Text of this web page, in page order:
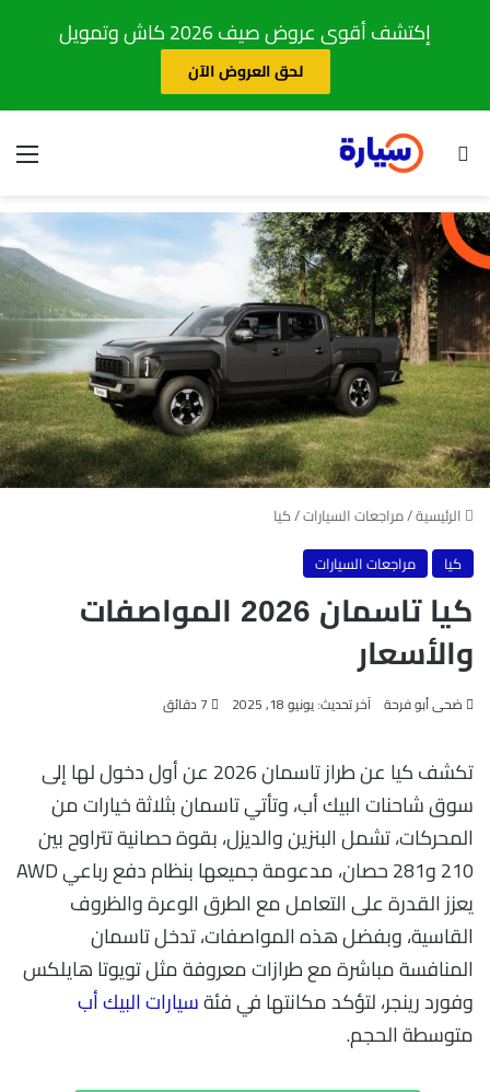
إكتشف أقوى عروض صيف 2026 كاش وتمويل
لحق العروض الآن
بحث عن
الرئيسية/مراجعات السيارات/كيا
كيا
مراجعات السيارات
كيا تاسمان 2026 المواصفات
والأسعار
ضحى أبو فرحة آخر تحديث: يونيو 18, 2025
تكشف كيا عن طراز تاسمان 2026 عن أول دخول لها إلى
سوق شاحنات البيك أب، وتأتي تاسمان بثلاثة خيارات من
المحركات، تشمل البنزين والديزل، بقوة حصانية تتراوح بين
210 و281 حصان، مدعومة جميعها بنظام دفع رباعي AWD
يعزز القدرة على التعامل مع الطرق الوعرة والظروف
القاسية، وبفضل هذه المواصفات، تدخل تاسمان
المنافسة مباشرة مع طرازات معروفة مثل تويوتا هايلكس
وفورد رينجر، لتؤكد مكانتها في فئةسيارات البيك أب
متوسطة الحجم.